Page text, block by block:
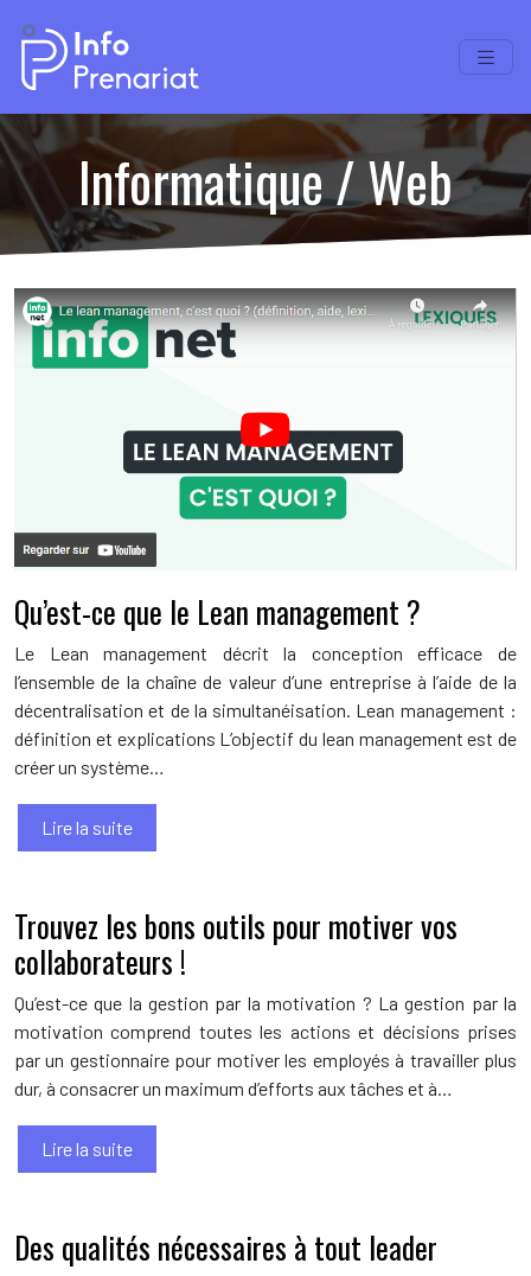
Informatique / Web
Qu’est-ce que le Lean management ?
Le Lean management décrit la conception efficace de
l’ensemble de la chaîne de valeur d’une entreprise à l’aide de la
décentralisation et de la simultanéisation. Lean management :
définition et explications L’objectif du lean management est de
créer un système…
Lire la suite
Trouvez les bons outils pour motiver vos
collaborateurs !
Qu’est-ce que la gestion par la motivation ? La gestion par la
motivation comprend toutes les actions et décisions prises
par un gestionnaire pour motiver les employés à travailler plus
dur, à consacrer un maximum d’efforts aux tâches et à…
Lire la suite
Des qualités nécessaires à tout leader